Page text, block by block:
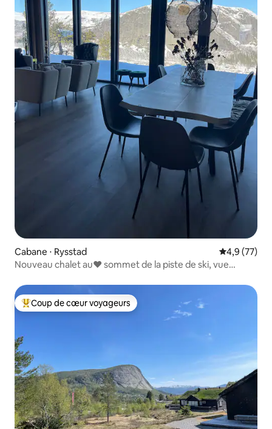
Cabane ⋅ Rysstad Évaluation
4,9 (77)
Nouveau chalet au❤️ sommet de la piste de ski, vue
Coups de cœur voyageurs les plus appréciés
Coup de cœur voyageurs